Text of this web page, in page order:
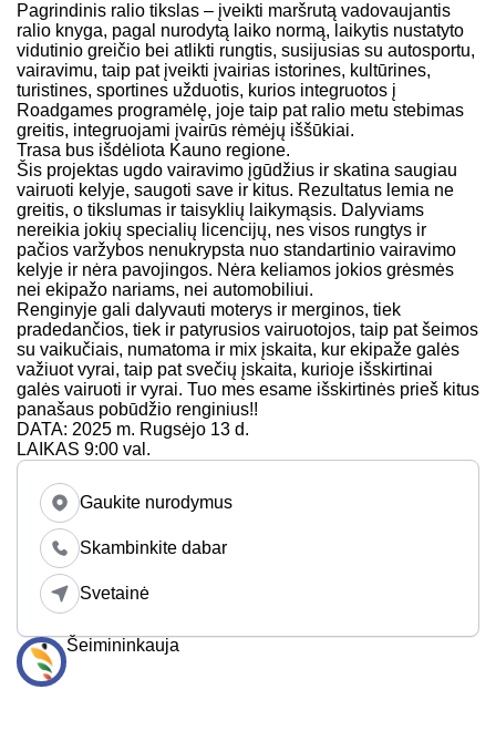
Pagrindinis ralio tikslas – įveikti maršrutą vadovaujantis
ralio knyga, pagal nurodytą laiko normą, laikytis nustatyto
vidutinio greičio bei atlikti rungtis, susijusias su autosportu,
vairavimu, taip pat įveikti įvairias istorines, kultūrines,
turistines, sportines užduotis, kurios integruotos į
Roadgames programėlę, joje taip pat ralio metu stebimas
greitis, integruojami įvairūs rėmėjų iššūkiai.
Trasa bus išdėliota Kauno regione.
Šis projektas ugdo vairavimo įgūdžius ir skatina saugiau
vairuoti kelyje, saugoti save ir kitus. Rezultatus lemia ne
greitis, o tikslumas ir taisyklių laikymąsis. Dalyviams
nereikia jokių specialių licencijų, nes visos rungtys ir
pačios varžybos nenukrypsta nuo standartinio vairavimo
kelyje ir nėra pavojingos. Nėra keliamos jokios grėsmės
nei ekipažo nariams, nei automobiliui.
Renginyje gali dalyvauti moterys ir merginos, tiek
pradedančios, tiek ir patyrusios vairuotojos, taip pat šeimos
su vaikučiais, numatoma ir mix įskaita, kur ekipaže galės
važiuot vyrai, taip pat svečių įskaita, kurioje išskirtinai
galės vairuoti ir vyrai. Tuo mes esame išskirtinės prieš kitus
panašaus pobūdžio renginius!!
DATA: 2025 m. Rugsėjo 13 d.
LAIKAS 9:00 val.
Gaukite nurodymus
Skambinkite dabar
Svetainė
Šeimininkauja